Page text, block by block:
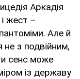
Аркадія
жест –
Але й
не з подвійним,
сенс може
із державу